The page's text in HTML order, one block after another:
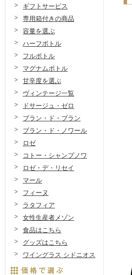
ギフトサービス
専用箱付きの商品
容量を選ぶ
ハーフボトル
フルボトル
マグナムボトル
甘辛度を選ぶ
ヴィンテージ一覧
ドサージュ・ゼロ
ブラン・ド・ブラン
ブラン・ド・ノワール
ロゼ
コトー・シャンプノワ
ロゼ・デ・リセイ
マール
フィーヌ
ラタフィア
女性生産者メゾン
食品はこちら
グッズはこちら
ワイングラス シドニオス